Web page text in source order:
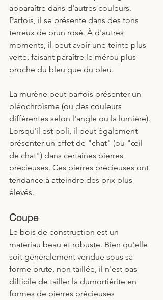
apparaître dans d'autres couleurs.
Parfois, il se présente dans des tons
terreux de brun rosé. À d'autres
moments, il peut avoir une teinte plus
verte, faisant paraître le mérou plus
proche du bleu que du bleu.
La murène peut parfois présenter un
pléochroïsme (ou des couleurs
différentes selon l'angle ou la lumière).
Lorsqu'il est poli, il peut également
présenter un effet de "chat" (ou "œil
de chat") dans certaines pierres
précieuses. Ces pierres précieuses ont
tendance à atteindre des prix plus
élevés.
Coupe
Le bois de construction est un
matériau beau et robuste. Bien qu'elle
soit généralement vendue sous sa
forme brute, non taillée, il n'est pas
difficile de tailler la dumortiérite en
formes de pierres précieuses